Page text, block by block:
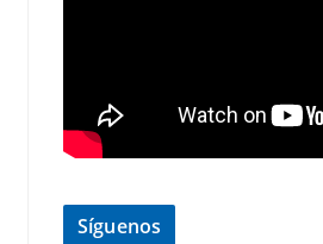
Síguenos